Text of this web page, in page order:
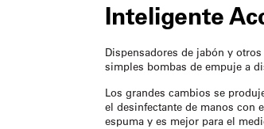
Inteligente
Dispensadores de jabón y otros
simples bombas de empuje a
Los grandes cambios se
el desinfectante de manos con
espuma y es mejor para el